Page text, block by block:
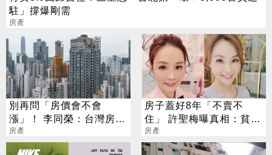
駐」撐爆剛需
房產
別再問「房價會不會
漲」！ 李同榮：台灣房市
全面分化新時代
房產
房子蓋好8年「不賣不
住」 許聖梅曝真相：貧富
差距真的太大
房產